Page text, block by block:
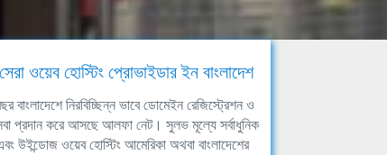
ওয়েব হোস্টিং প্রোভাইডার ইন বাংলাদেশ
বাংলাদেশে নিরবিচ্ছিন্ন ভাবে ডোমেইন রেজিস্ট্রেশন ও
প্রদান করে আসছে আলফা নেট। সুলভ মূল্যে সর্বাধুনিক
উইন্ডোজ ওয়েব হোস্টিং আমেরিকা অথবা বাংলাদেশের